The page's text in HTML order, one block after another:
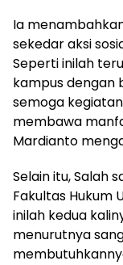
Ia
sekedar aksi
Seperti inilah
kampus dengan
semoga
membawa
Mardianto
Selain itu, Salah
Fakultas Hukum
inilah kedua
menurutnya